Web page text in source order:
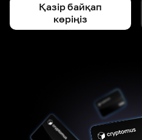
Қазір байқап
көріңіз